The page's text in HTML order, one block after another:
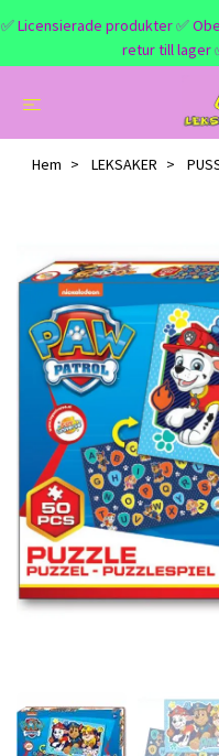
✅ Licensierade produkter ✅
retur till lager
Hem LEKSAKER